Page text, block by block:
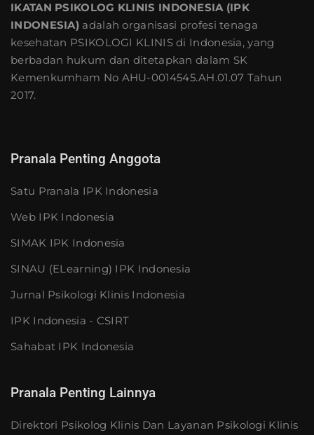
IKATAN PSIKOLOG KLINIS INDONESIA (IPK
INDONESIA) adalah organisasi profesi tenaga
kesehatan PSIKOLOGI KLINIS di Indonesia, yang
berbadan hukum dan ditetapkan dalam SK
Kemenkumham No AHU-0014545.AH.01.07 Tahun
2017.
Pranala Penting Anggota
Satu Pranala IPK Indonesia
Web IPK Indonesia
SIMAK IPK Indonesia
SINAU (eLearning) IPK Indonesia
Jurnal Psikologi Klinis Indonesia
IPK Indonesia - CSIRT
Sahabat IPK Indonesia
Pranala Penting Lainnya
Direktori Psikolog Klinis Dan Layanan Psikologi Klinis